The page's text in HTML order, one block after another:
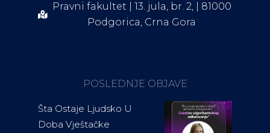
Pravni fakultet | 13. jula, br. 2, | 81000
Podgorica, Crna Gora
POSLEDNJE OBJAVE
Šta Ostaje Ljudsko U
Doba Vještačke